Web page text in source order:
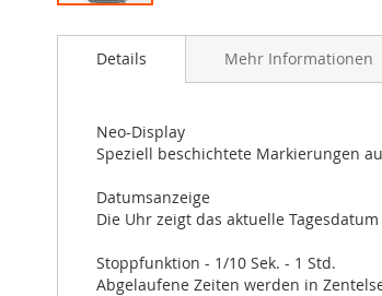
Anfang
Details
Neo-Display
Speziell beschichtete Markierungen
Datumsanzeige
Die Uhr zeigt das aktuelle Tagesdatum
Stoppfunktion - 1/10 Sek. - 1 Std.
Abgelaufene Zeiten werden in
Mehr Informationen